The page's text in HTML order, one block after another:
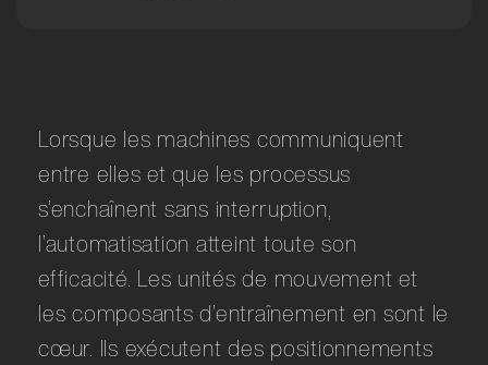
Lorsque les machines communiquent
entre elles et que les processus
s’enchaînent sans interruption,
l’automatisation atteint toute son
efficacité. Les unités de mouvement et
les composants d’entraînement en sont le
cœur. Ils exécutent des positionnements